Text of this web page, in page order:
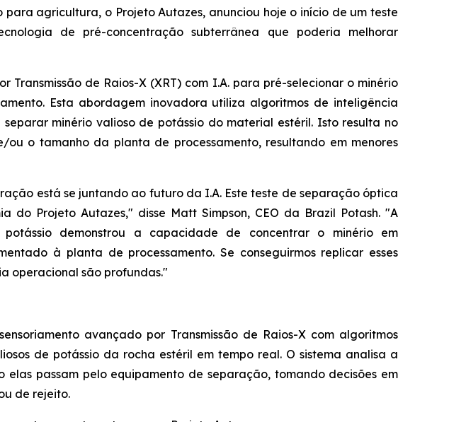
agricultura, o Projeto Autazes, anunciou hoje o início de um teste
de pré-concentração subterrânea que poderia melhorar
de Raios-X (XRT) com I.A. para pré-selecionar o minério
Esta abordagem inovadora utiliza algoritmos de inteligência
minério valioso de potássio do material estéril. Isto resulta no
o tamanho da planta de processamento, resultando em menores
está se juntando ao futuro da I.A. Este teste de separação óptica
Projeto Autazes," disse Matt Simpson, CEO da Brazil Potash. "A
demonstrou a capacidade de concentrar o minério em
à planta de processamento. Se conseguirmos replicar esses
operacional são profundas."
avançado por Transmissão de Raios-X com algoritmos
de potássio da rocha estéril em tempo real. O sistema analisa a
passam pelo equipamento de separação, tomando decisões em
de rejeito.